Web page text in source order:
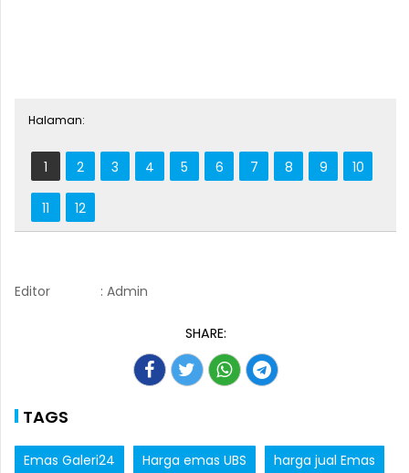
Halaman:
1 2 3 4 5 6 7 8 9 10
11 12
Editor : Admin
SHARE:
TAGS
Emas Galeri24 Harga emas UBS harga jual Emas